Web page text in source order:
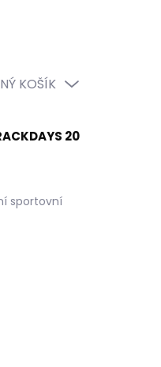
NÁKUPNÍ
KOŠÍK
2026
sportovní